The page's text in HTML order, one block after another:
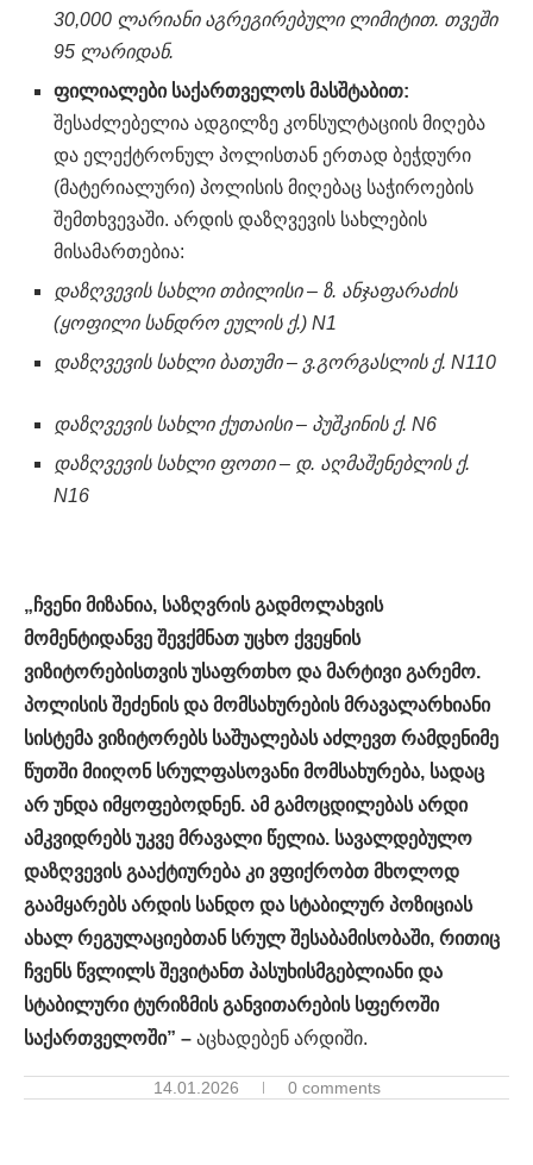
30,000 ლარიანი აგრეგირებული ლიმიტით. თვეში
95 ლარიდან.
ფილიალები საქართველოს მასშტაბით:
შესაძლებელია ადგილზე კონსულტაციის მიღება
და ელექტრონულ პოლისთან ერთად ბეჭდური
(მატერიალური) პოლისის მიღებაც საჭიროების
შემთხვევაში. არდის დაზღვევის სახლების
მისამართებია:
დაზღვევის სახლი თბილისი – ზ. ანჯაფარაძის
(ყოფილი სანდრო ეულის ქ.) N1
დაზღვევის სახლი ბათუმი – ვ.გორგასლის ქ. N110
დაზღვევის სახლი ქუთაისი – პუშკინის ქ. N6
დაზღვევის სახლი ფოთი – დ. აღმაშენებლის ქ.
N16
„ჩვენი მიზანია, საზღვრის გადმოლახვის
მომენტიდანვე შევქმნათ უცხო ქვეყნის
ვიზიტორებისთვის უსაფრთხო და მარტივი გარემო.
პოლისის შეძენის და მომსახურების მრავალარხიანი
სისტემა ვიზიტორებს საშუალებას აძლევთ რამდენიმე
წუთში მიიღონ სრულფასოვანი მომსახურება, სადაც
არ უნდა იმყოფებოდნენ. ამ გამოცდილებას არდი
ამკვიდრებს უკვე მრავალი წელია. სავალდებულო
დაზღვევის გააქტიურება კი ვფიქრობთ მხოლოდ
გაამყარებს არდის სანდო და სტაბილურ პოზიციას
ახალ რეგულაციებთან სრულ შესაბამისობაში, რითიც
ჩვენს წვლილს შევიტანთ პასუხისმგებლიანი და
სტაბილური ტურიზმის განვითარების სფეროში
საქართველოში” – აცხადებენ არდიში.
14.01.2026 0 comments